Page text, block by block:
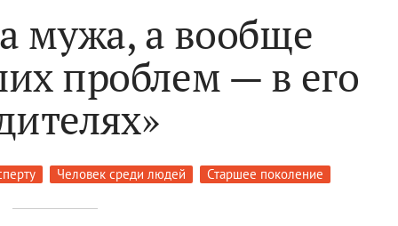
мужа, а вообще
проблем — в его
Человек среди людей Старшее поколение